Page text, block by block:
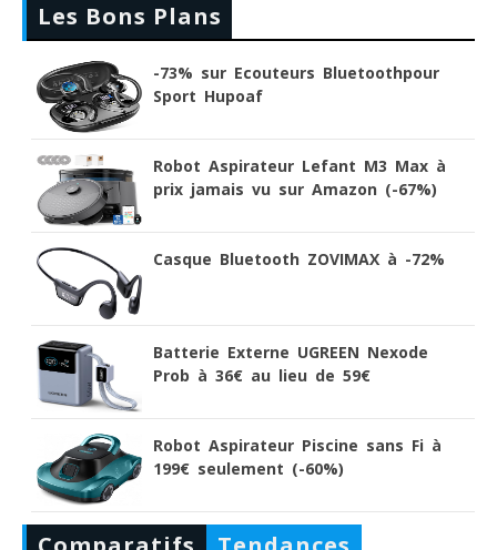
Les Bons Plans
-73% sur Ecouteurs Bluetoothpour
Sport Hupoaf
Robot Aspirateur Lefant M3 Max à
prix jamais vu sur Amazon (-67%)
Casque Bluetooth ZOVIMAX à -72%
Batterie Externe UGREEN Nexode
Prob à 36€ au lieu de 59€
Robot Aspirateur Piscine sans Fi à
199€ seulement (-60%)